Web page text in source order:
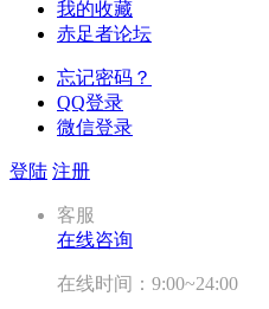
我的收藏
赤足者论坛
忘记密码？
QQ登录
微信登录
登陆 注册
客服
在线咨询
在线时间：9:00~24:00